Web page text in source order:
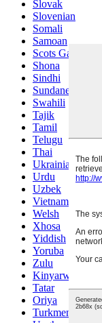
Slovak
Slovenian
Somali
Samoan
Scots Gaelic
Shona
Sindhi
Sundanese
Swahili
Tajik
Tamil
Telugu
Thai
Ukrainian
Urdu
Uzbek
Vietnamese
Welsh
Xhosa
Yiddish
Yoruba
Zulu
Kinyarwanda
Tatar
Oriya
Turkmen